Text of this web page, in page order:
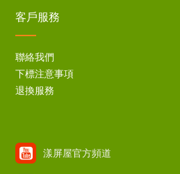
客戶服務
聯絡我們
下標注意事項
退換服務
漾屏屋官方頻道